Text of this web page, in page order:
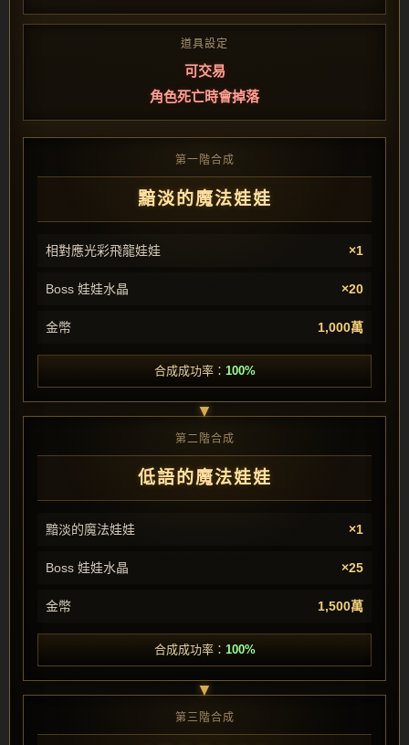
道具設定
可交易
角色死亡時會掉落
第一階合成
黯淡的魔法娃娃
相對應光彩飛龍娃娃 ×1
Boss 娃娃水晶 ×20
金幣 1,000萬
合成成功率： 100%
第二階合成
低語的魔法娃娃
黯淡的魔法娃娃 ×1
Boss 娃娃水晶 ×25
金幣 1,500萬
合成成功率： 100%
第三階合成